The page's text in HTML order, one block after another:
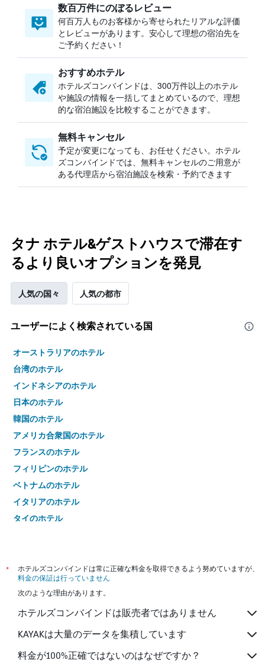
数百万件にのぼるレビュー
何百万人ものお客様から寄せられたリアルな評価
とレビューがあります。安心して理想の宿泊先を
ご予約ください！
おすすめホテル
ホテルズコンバインドは、300万件以上のホテル
や施設の情報を一括してまとめているので、理想
的な宿泊施設を比較することができます。
無料キャンセル
予定が変更になっても、お任せください。ホテル
ズコンバインドでは、無料キャンセルのご用意が
ある代理店から宿泊施設を検索・予約できます
タナ ホテル&ゲストハウスで滞在す
るより良いオプションを発見
人気の国々 人気の都市
ユーザーによく検索されている国
オーストラリアのホテル
台湾のホテル
インドネシアのホテル
日本のホテル
韓国のホテル
アメリカ合衆国のホテル
フランスのホテル
フィリピンのホテル
ベトナムのホテル
イタリアのホテル
タイのホテル
*
ホテルズコンバインドは常に正確な料金を取得できるよう努めていますが、
料金の保証は行っていません
次のような理由があります。
ホテルズコンバインドは販売者ではありません
KAYAKは大量のデータを集積しています
料金が100%正確ではないのはなぜですか？